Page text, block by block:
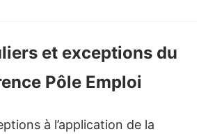
et exceptions du
Pôle Emploi
à l’application de la